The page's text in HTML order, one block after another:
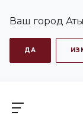
Ваш город
ДА